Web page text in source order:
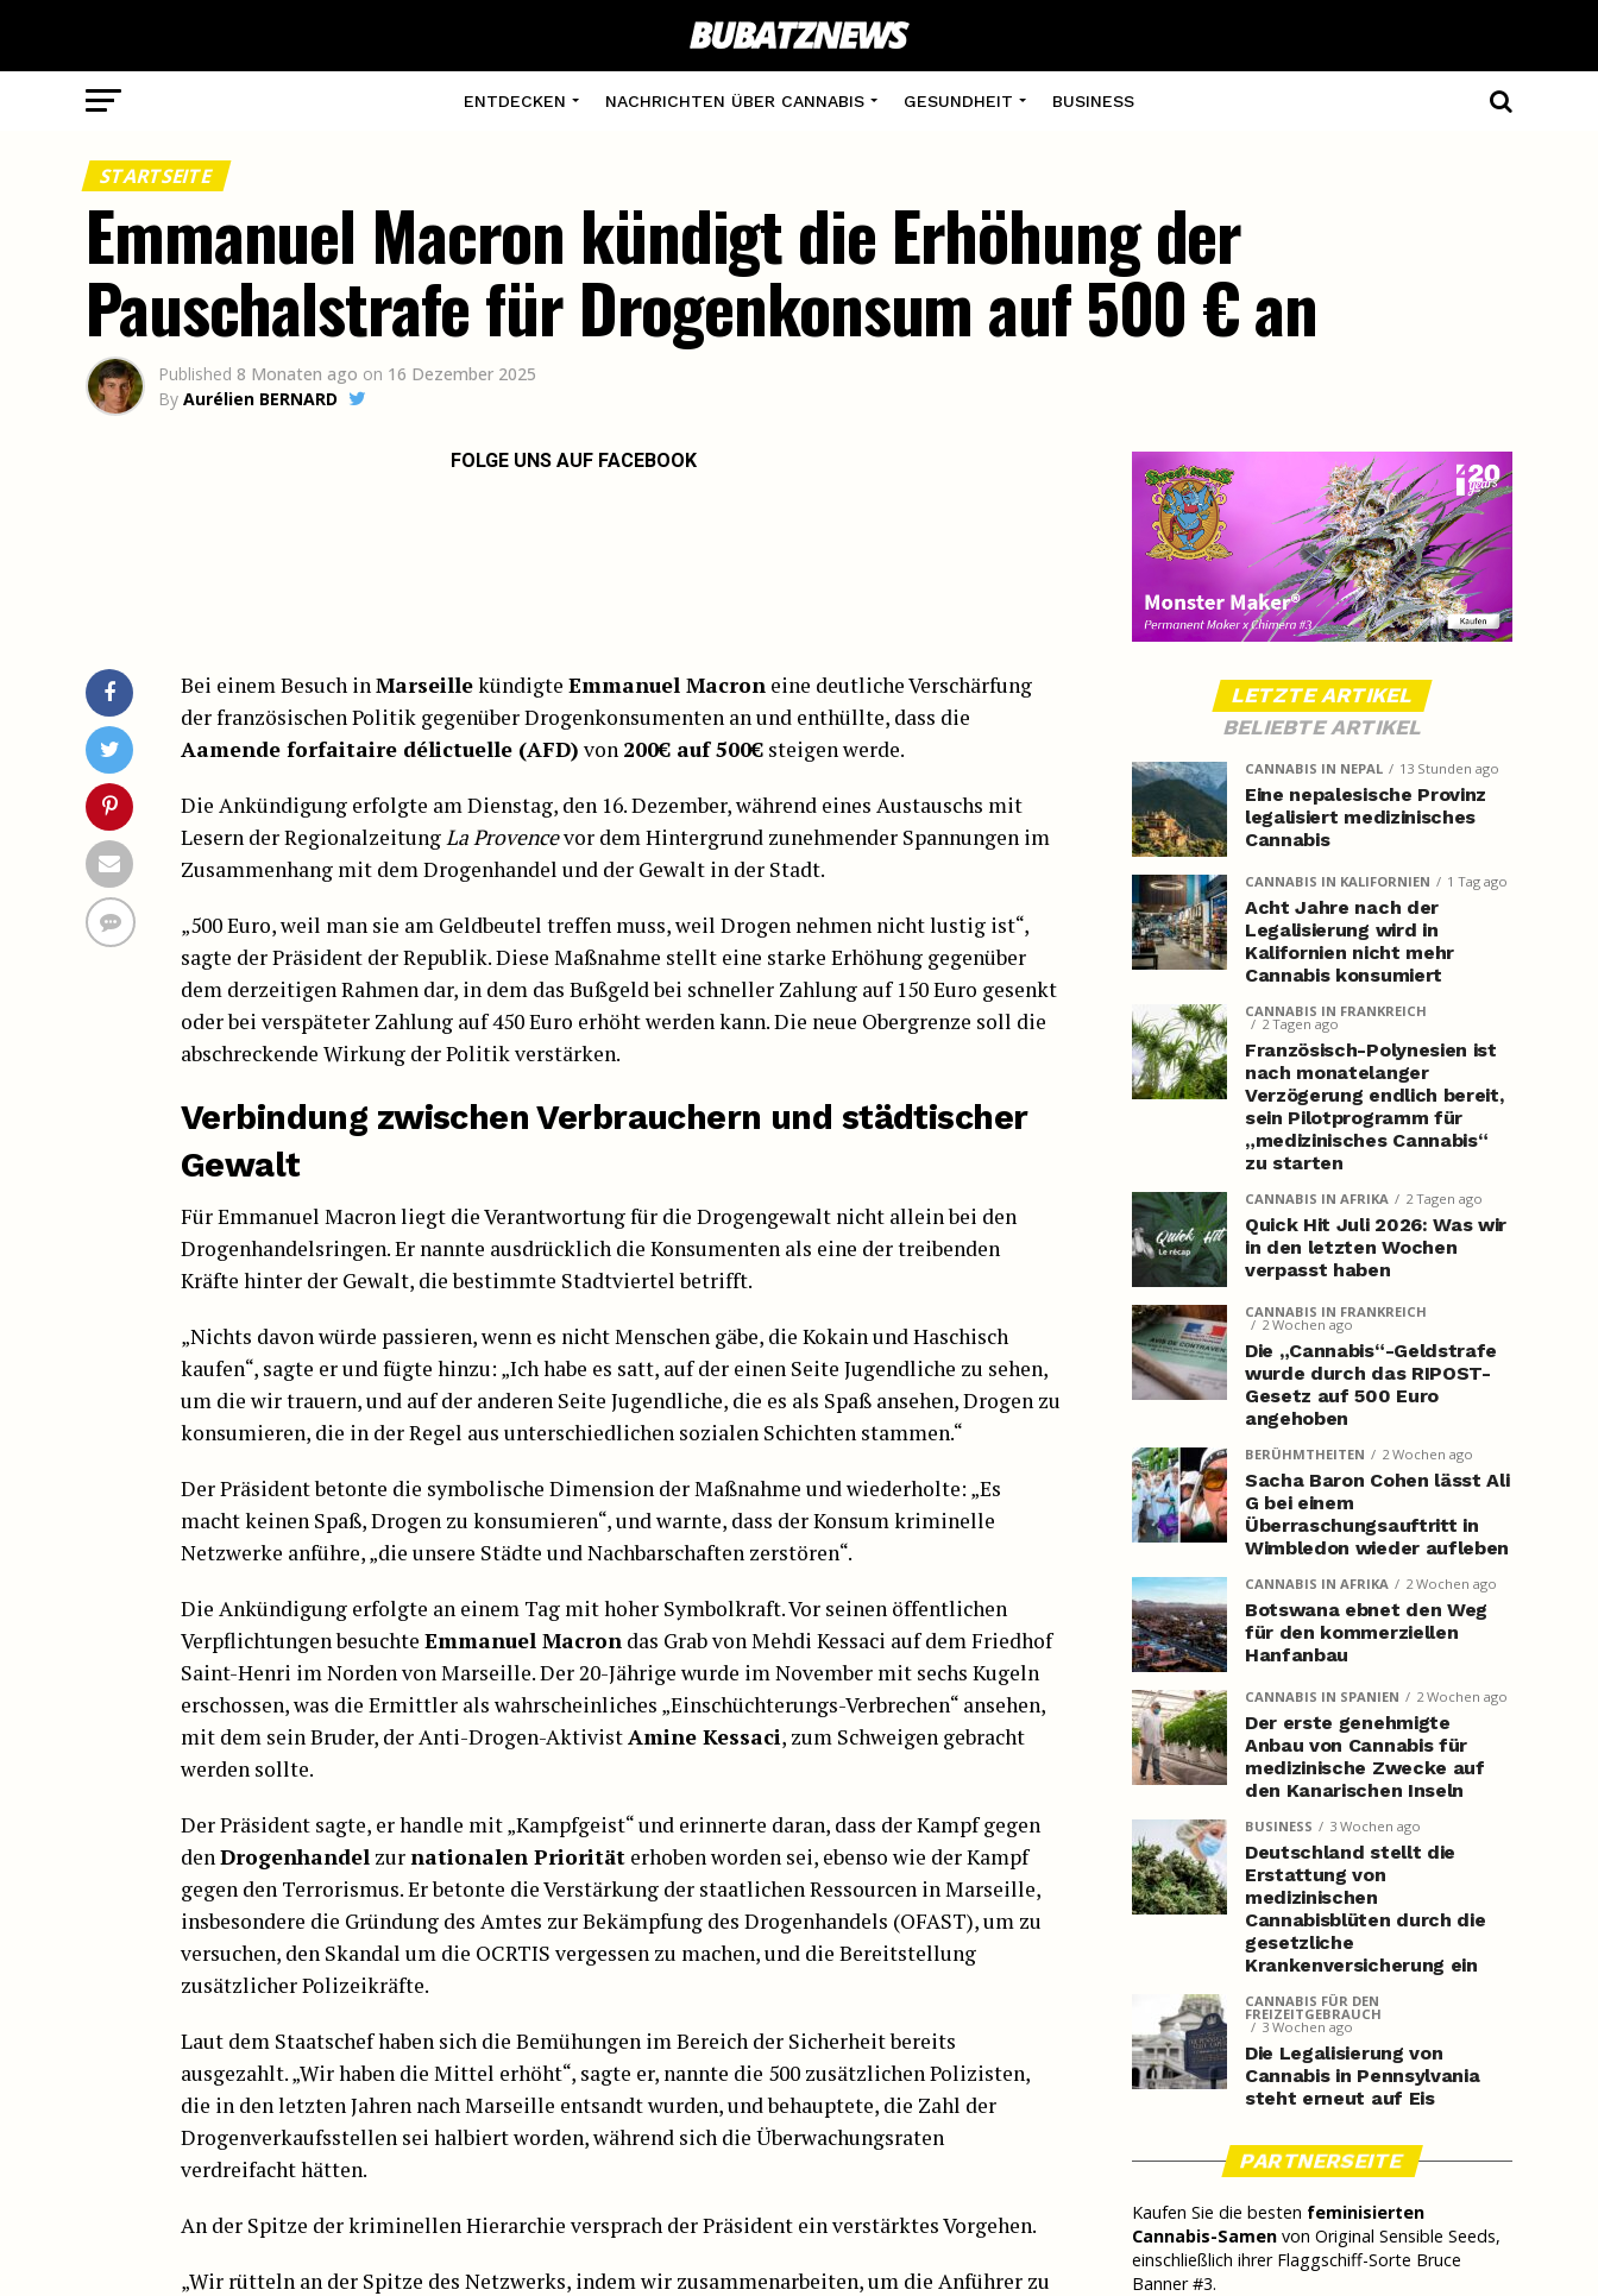
ENTDECKEN NACHRICHTEN ÜBER CANNABIS GESUNDHEIT BUSINESS
STARTSEITE
Emmanuel Macron kündigt die Erhöhung der
Pauschalstrafe für Drogenkonsum auf 500 € an
Published 8 Monaten ago on 16 Dezember 2025
By Aurélien BERNARD
FOLGE UNS AUF FACEBOOK
Bei einem Besuch inMarseillekündigte Emmanuel Macron eine deutliche Verschärfung
der französischen Politik gegenüber Drogenkonsumenten an und enthüllte, dass die
Aamende forfaitaire délictuelle (AFD) von 200€ auf 500€ steigen werde.
Die Ankündigung erfolgte am Dienstag, den 16. Dezember, während eines Austauschs mit
Lesern der RegionalzeitungLa Provencevor dem Hintergrund zunehmender Spannungen im
Zusammenhang mit dem Drogenhandel und der Gewalt in der Stadt.
„500 Euro, weil man sie am Geldbeutel treffen muss, weil Drogen nehmen nicht lustig ist“,
sagte der Präsident der Republik. Diese Maßnahme stellt eine starke Erhöhung gegenüber
dem derzeitigen Rahmen dar, in dem das Bußgeld bei schneller Zahlung auf 150 Euro gesenkt
oder bei verspäteter Zahlung auf 450 Euro erhöht werden kann. Die neue Obergrenze soll die
abschreckende Wirkung der Politik verstärken.
Verbindung zwischen Verbrauchern und städtischer
Gewalt
Für Emmanuel Macron liegt die Verantwortung für die Drogengewalt nicht allein bei den
Drogenhandelsringen. Er nannte ausdrücklich die Konsumenten als eine der treibenden
Kräfte hinter der Gewalt, die bestimmte Stadtviertel betrifft.
„Nichts davon würde passieren, wenn es nicht Menschen gäbe, die Kokain und Haschisch
kaufen“, sagte er und fügte hinzu: „Ich habe es satt, auf der einen Seite Jugendliche zu sehen,
um die wir trauern, und auf der anderen Seite Jugendliche, die es als Spaß ansehen, Drogen zu
konsumieren, die in der Regel aus unterschiedlichen sozialen Schichten stammen.“
Der Präsident betonte die symbolische Dimension der Maßnahme und wiederholte: „Es
macht keinen Spaß, Drogen zu konsumieren“, und warnte, dass der Konsum kriminelle
Netzwerke anführe, „die unsere Städte und Nachbarschaften zerstören“.
Die Ankündigung erfolgte an einem Tag mit hoher Symbolkraft. Vor seinen öffentlichen
Verpflichtungen besuchte Emmanuel Macron das Grab von Mehdi Kessaci auf dem Friedhof
Saint-Henri im Norden von Marseille. Der 20-Jährige wurde im November mit sechs Kugeln
erschossen, was die Ermittler als wahrscheinliches „Einschüchterungs-Verbrechen“ ansehen,
mit dem sein Bruder, der Anti-Drogen-AktivistAmine Kessaci, zum Schweigen gebracht
werden sollte.
Der Präsident sagte, er handle mit „Kampfgeist“ und erinnerte daran, dass der Kampf gegen
denDrogenhandel zurnationalen Priorität erhoben worden sei, ebenso wie der Kampf
gegen den Terrorismus. Er betonte die Verstärkung der staatlichen Ressourcen in Marseille,
insbesondere die Gründung des Amtes zur Bekämpfung des Drogenhandels (OFAST), um zu
versuchen, den Skandal um die OCRTIS vergessen zu machen, und die Bereitstellung
zusätzlicher Polizeikräfte.
Laut dem Staatschef haben sich die Bemühungen im Bereich der Sicherheit bereits
ausgezahlt. „Wir haben die Mittel erhöht“, sagte er, nannte die 500 zusätzlichen Polizisten,
die in den letzten Jahren nach Marseille entsandt wurden, und behauptete, die Zahl der
Drogenverkaufsstellen sei halbiert worden, während sich die Überwachungsraten
verdreifacht hätten.
An der Spitze der kriminellen Hierarchie versprach der Präsident ein verstärktes Vorgehen.
„Wir rütteln an der Spitze des Netzwerks, indem wir zusammenarbeiten, um die Anführer zu
LETZTE ARTIKEL
BELIEBTE ARTIKEL
CANNABIS IN NEPAL 13 Stunden ago
Eine nepalesische Provinz
legalisiert medizinisches
Cannabis
CANNABIS IN KALIFORNIEN 1 Tag ago
Acht Jahre nach der
Legalisierung wird in
Kalifornien nicht mehr
Cannabis konsumiert
CANNABIS IN FRANKREICH
2 Tagen ago
Französisch-Polynesien ist
nach monatelanger
Verzögerung endlich bereit,
sein Pilotprogramm für
„medizinisches Cannabis“
zu starten
CANNABIS IN AFRIKA 2 Tagen ago
Quick Hit Juli 2026: Was wir
in den letzten Wochen
verpasst haben
CANNABIS IN FRANKREICH
2 Wochen ago
Die „Cannabis“-Geldstrafe
wurde durch das RIPOST-
Gesetz auf 500 Euro
angehoben
BERÜHMTHEITEN 2 Wochen ago
Sacha Baron Cohen lässt Ali
G bei einem
Überraschungsauftritt in
Wimbledon wieder aufleben
CANNABIS IN AFRIKA 2 Wochen ago
Botswana ebnet den Weg
für den kommerziellen
Hanfanbau
CANNABIS IN SPANIEN 2 Wochen ago
Der erste genehmigte
Anbau von Cannabis für
medizinische Zwecke auf
den Kanarischen Inseln
BUSINESS 3 Wochen ago
Deutschland stellt die
Erstattung von
medizinischen
Cannabisblüten durch die
gesetzliche
Krankenversicherung ein
CANNABIS FÜR DEN
FREIZEITGEBRAUCH
3 Wochen ago
Die Legalisierung von
Cannabis in Pennsylvania
steht erneut auf Eis
PARTNERSEITE
Kaufen Sie die besten feminisierten
Cannabis-Samen von Original Sensible Seeds,
einschließlich ihrer Flaggschiff-Sorte Bruce
Banner #3.